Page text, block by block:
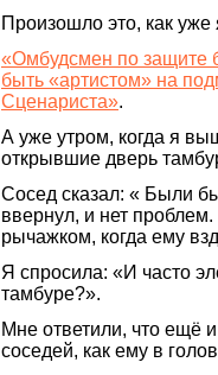
Произошло это, как уже
«Омбудсмен по защите
быть «артистом» на
Сценариста».
А уже утром, когда я
открывшие дверь
Сосед сказал: « Были
ввернул, и нет проблем.
рычажком, когда ему
Я спросила: «И часто
тамбуре?».
Мне ответили, что ещё
соседей, как ему в